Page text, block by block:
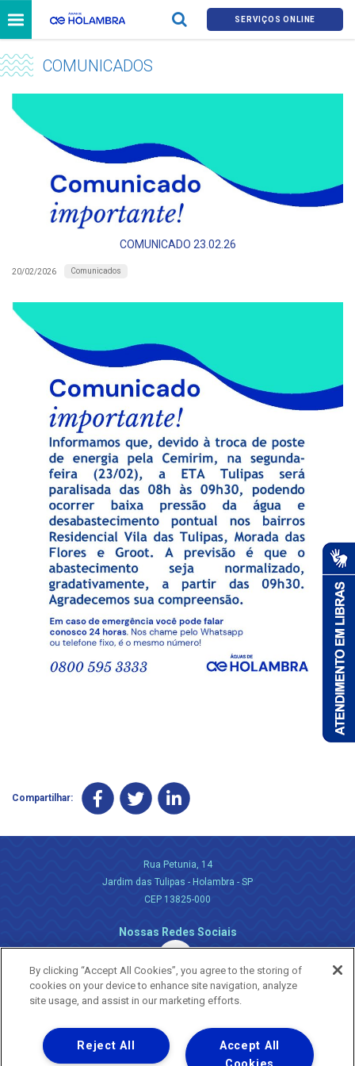
SERVIÇOS ONLINE
COMUNICADOS
COMUNICADO 23.02.26
20/02/2026 Comunicados
Compartilhar:
Rua Petunia, 14
Jardim das Tulipas - Holambra - SP
CEP 13825-000
Nossas Redes Sociais
Uma empresa
Copyright ® 2026 - Todos os Direitos Reservados.
By clicking “Accept All Cookies”, you agree to the storing of
cookies on your device to enhance site navigation, analyze
site usage, and assist in our marketing efforts.
Accept All
Reject All